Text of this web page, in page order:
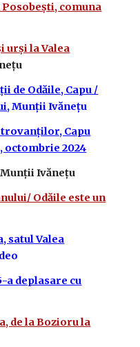
comuna
urși la Valea
de Odăile, Capu /
, Munții Ivănețu
Capu
octombrie 2024
Munții Ivănețu
Odăile este un
satul Valea
a deplasare cu
de la Bozioru la